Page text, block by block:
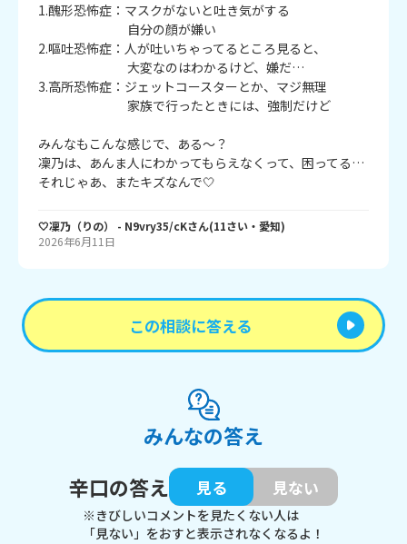
1.醜形恐怖症：マスクがないと吐き気がする
自分の顔が嫌い
2.嘔吐恐怖症：人が吐いちゃってるところ見ると、
大変なのはわかるけど、嫌だ…
3.高所恐怖症：ジェットコースターとか、マジ無理
家族で行ったときには、強制だけど
みんなもこんな感じで、ある～？
凜乃は、あんま人にわかってもらえなくって、困ってる…
それじゃあ、またキズなんで🤍
🤍凜乃（りの） - N9vry35/cKさん(11さい・ 愛知)
2026年6月11日
この相談に答える
みんなの答え
辛口の答え
見る 見ない
※きびしいコメントを見たくない人は
「見ない」をおすと表示されなくなるよ！